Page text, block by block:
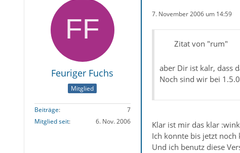
Feuriger Fuchs
Mitglied
Beiträge
7
Mitglied seit
6. Nov. 2006
7. November 2006 um 14:59
Zitat von "rum"
aber Dir ist kalr, dass
Noch sind wir bei
Klar ist mir das klar
Ich konnte bis jetzt noch
Und ich benutz diese